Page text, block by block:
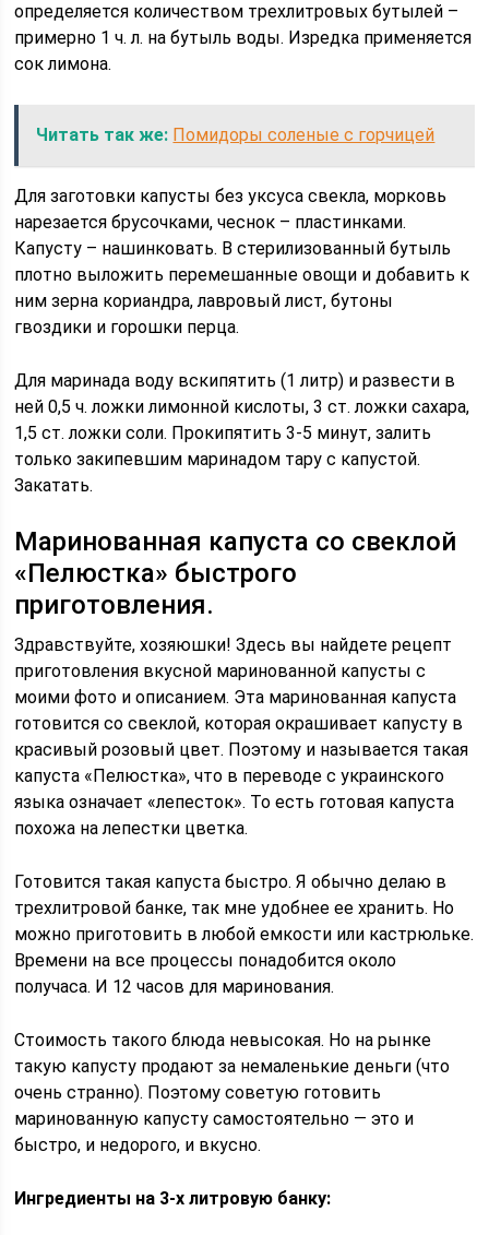
определяется количеством трехлитровых бутылей –
примерно 1 ч. л. на бутыль воды. Изредка применяется
сок лимона.
Читать так же: Помидоры соленые с горчицей
Для заготовки капусты без уксуса свекла, морковь
нарезается брусочками, чеснок – пластинками.
Капусту – нашинковать. В стерилизованный бутыль
плотно выложить перемешанные овощи и добавить к
ним зерна кориандра, лавровый лист, бутоны
гвоздики и горошки перца.
Для маринада воду вскипятить (1 литр) и развести в
ней 0,5 ч. ложки лимонной кислоты, 3 ст. ложки сахара,
1,5 ст. ложки соли. Прокипятить 3-5 минут, залить
только закипевшим маринадом тару с капустой.
Закатать.
Маринованная капуста со свеклой
«Пелюстка» быстрого
приготовления.
Здравствуйте, хозяюшки! Здесь вы найдете рецепт
приготовления вкусной маринованной капусты с
моими фото и описанием. Эта маринованная капуста
готовится со свеклой, которая окрашивает капусту в
красивый розовый цвет. Поэтому и называется такая
капуста «Пелюстка», что в переводе с украинского
языка означает «лепесток». То есть готовая капуста
похожа на лепестки цветка.
Готовится такая капуста быстро. Я обычно делаю в
трехлитровой банке, так мне удобнее ее хранить. Но
можно приготовить в любой емкости или кастрюльке.
Времени на все процессы понадобится около
получаса. И 12 часов для маринования.
Стоимость такого блюда невысокая. Но на рынке
такую капусту продают за немаленькие деньги (что
очень странно). Поэтому советую готовить
маринованную капусту самостоятельно — это и
быстро, и недорого, и вкусно.
Ингредиенты на 3-х литровую банку: